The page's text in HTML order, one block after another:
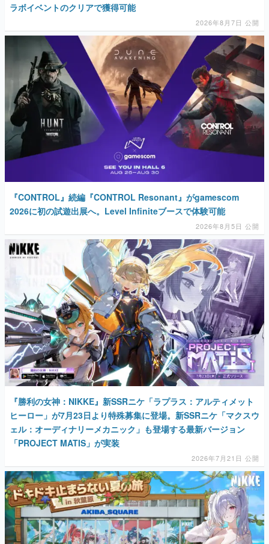
カテゴリ
特集記事
マンガ
女性向け
アプリレビュー
その他
電ファミニコゲーマーとは？
運営：株式会社マレ
ラボイベントのクリアで獲得可能
2026年8月7日 公開
『CONTROL』続編『CONTROL Resonant』がgamescom
2026に初の試遊出展へ。Level Infiniteブースで体験可能
2026年8月5日 公開
『勝利の女神：NIKKE』新SSRニケ「ラプラス：アルティメット
ヒーロー」が7月23日より特殊募集に登場。新SSRニケ「マクスウ
ェル：オーディナリーメカニック」も登場する最新バージョン
「PROJECT MATIS」が実装
2026年7月21日 公開